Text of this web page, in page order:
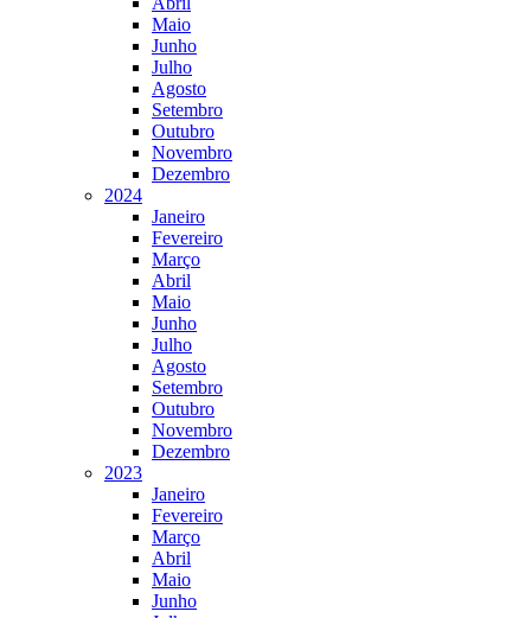
Maio
Junho
Julho
Agosto
Setembro
Outubro
Novembro
Dezembro
2024
Janeiro
Fevereiro
Março
Abril
Maio
Junho
Julho
Agosto
Setembro
Outubro
Novembro
Dezembro
2023
Janeiro
Fevereiro
Março
Abril
Maio
Junho